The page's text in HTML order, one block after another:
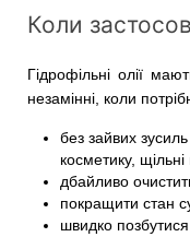
Коли
Гідрофільні олії
незамінні, коли
без зайвих
косметику,
дбайливо
покращити стан
швидко